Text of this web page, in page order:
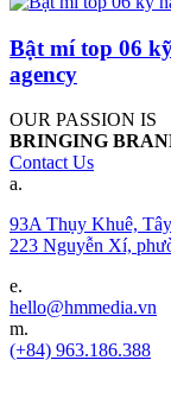
Bật mí top 06
agency
OUR PASSION IS
BRINGING
Contact Us
a.
93A Thụy Khuê,
223 Nguyễn Xí,
e.
hello@hmmedia.vn
m.
(+84) 963.186.388